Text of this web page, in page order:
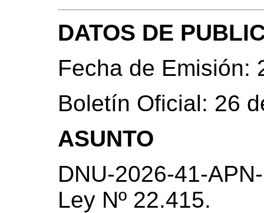
DATOS DE
Fecha de Emisión:
Boletín Oficial: 26
ASUNTO
DNU-2026-41-
Ley Nº 22.415.